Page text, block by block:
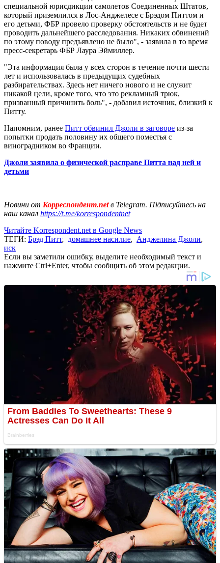
специальной юрисдикции самолетов Соединенных Штатов,
который приземлился в Лос-Анджелесе с Брэдом Питтом и
его детьми, ФБР провело проверку обстоятельств и не будет
проводить дальнейшего расследования. Никаких обвинений
по этому поводу предъявлено не было", - заявила в то время
пресс-секретарь ФБР Лаура Эймиллер.
"Эта информация была у всех сторон в течение почти шести
лет и использовалась в предыдущих судебных
разбирательствах. Здесь нет ничего нового и не служит
никакой цели, кроме того, что это рекламный трюк,
призванный причинить боль", - добавил источник, близкий к
Питту.
Напомним, ранее Питт обвинил Джоли в заговоре из-за
попытки продать половину их общего поместья с
виноградником во Франции.
Джоли заявила о физической расправе Питта над ней и
детьми
Новини от Корреспондент.netв Telegram. Підписуйтесь на
наш канал https://t.me/korrespondentnet
Читайте Korrespondent.net в Google News
ТЕГИ: Брэд Питт, домашнее насилие, Анджелина Джоли,
иск
Если вы заметили ошибку, выделите необходимый текст и
нажмите Ctrl+Enter, чтобы сообщить об этом редакции.